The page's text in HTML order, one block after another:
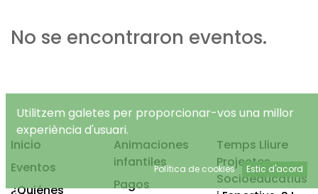
No se encontraron eventos.
Inicio
Eventos
¿Quiénes
Animaciones
infantiles
Pagos
Temps Lliure
Projectes
Socioeducatius
Utilitzem galetes per proporcionar-vos una millor
experiència d'usuari.
Política de cookies Estic d'acord